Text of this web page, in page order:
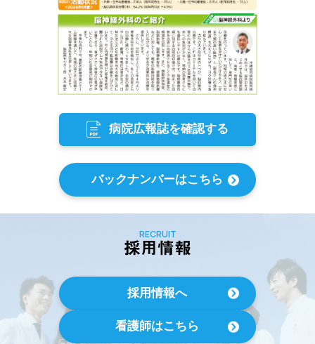
病院広報誌を確認する
バックナンバーはこちら
RECRUIT
採用情報
採用情報へ
看護師はこちら